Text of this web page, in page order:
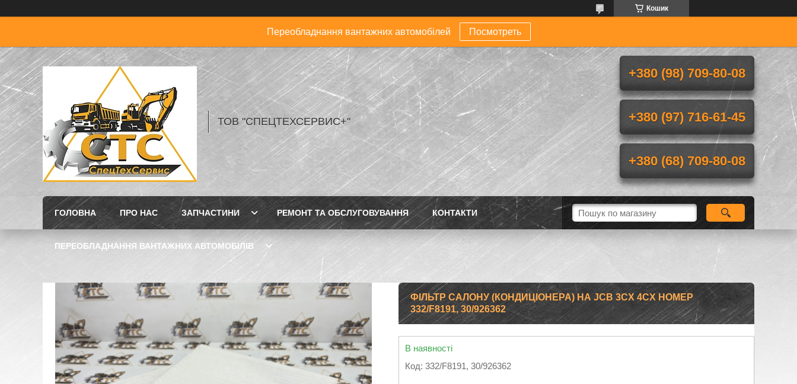
Кошик
Переобладнання вантажних автомобілей Посмотреть
ТОВ "СПЕЦТЕХСЕРВИС+"
+380 (98) 709-80-08
+380 (97) 716-61-45
+380 (68) 709-80-08
ГОЛОВНА ПРО НАС ЗАПЧАСТИНИ РЕМОНТ ТА ОБСЛУГОВУВАННЯ КОНТАКТИ
ПЕРЕОБЛАДНАННЯ ВАНТАЖНИХ АВТОМОБІЛІВ
ФІЛЬТР САЛОНУ (КОНДИЦІОНЕРА) НА JCB 3CX 4CX НОМЕР
332/F8191, 30/926362
В наявності
Код: 332/F8191, 30/926362